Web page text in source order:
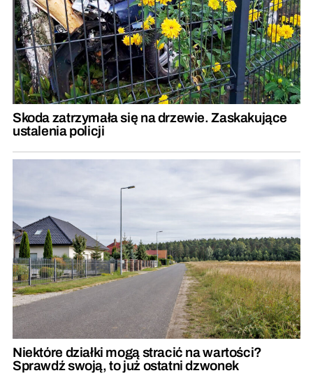
Skoda zatrzymała się na drzewie. Zaskakujące
ustalenia policji
Niektóre działki mogą stracić na wartości?
Sprawdź swoją, to już ostatni dzwonek